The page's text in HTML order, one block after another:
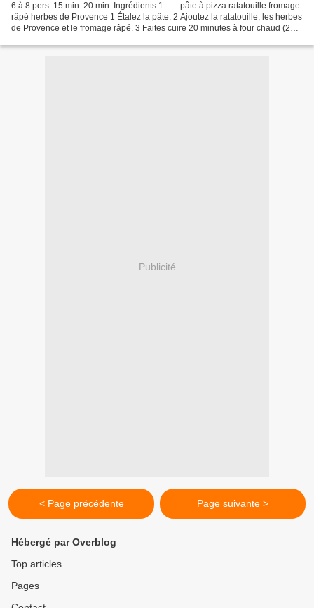
6 à 8 pers. 15 min. 20 min. Ingrédients 1 - - - pâte à pizza ratatouille fromage
râpé herbes de Provence 1 Étalez la pâte. 2 Ajoutez la ratatouille, les herbes
de Provence et le fromage râpé. 3 Faites cuire 20 minutes à four chaud (200
Publicité
< Page précédente Page suivante >
Hébergé par Overblog
Top articles
Pages